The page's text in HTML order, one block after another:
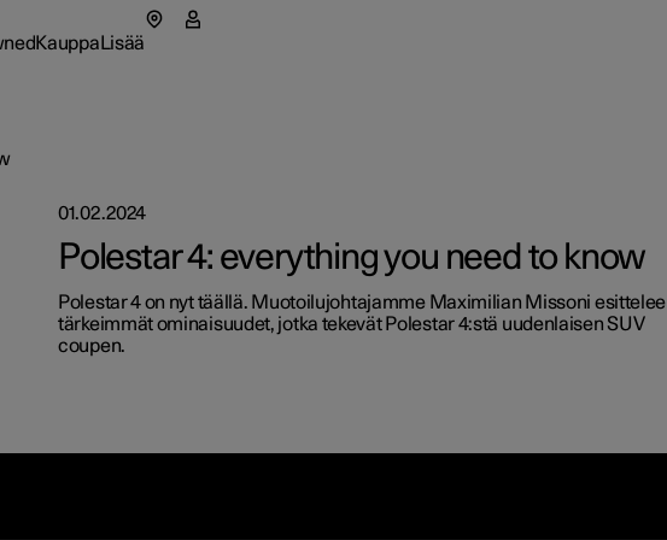
Kauppa Lisää
nyt
nyt
nyt
uuteen ikkunaan)
Yritysautot
Ostaminen
Polestarista
kehitys
uutiskirje
01.02.2024
Polestar 4: everything you need to know
Polestar 4 on nyt täällä. Muotoilujohtajamme Maximilian Missoni esittelee
tärkeimmät ominaisuudet, jotka tekevät Polestar 4:stä uudenlaisen SUV
coupen.